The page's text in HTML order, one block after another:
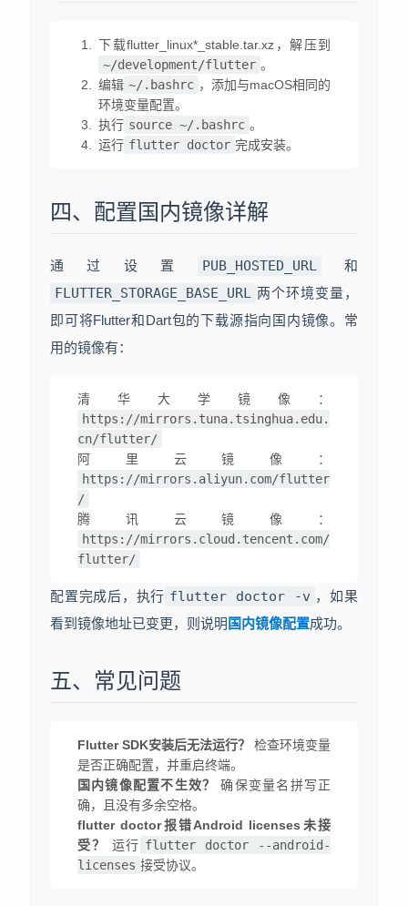
下载flutter_linux*_stable.tar.xz，解压到
~/development/flutter 。
编辑 ~/.bashrc ，添加与macOS相同的
环境变量配置。
执行 source ~/.bashrc 。
运行 flutter doctor 完成安装。
四、配置国内镜像详解
通过设置 PUB_HOSTED_URL 和
FLUTTER_STORAGE_BASE_URL 两个环境变量，
即可将Flutter和Dart包的下载源指向国内镜像。常
用的镜像有：
清华大学镜像：
https://mirrors.tuna.tsinghua.edu.
cn/flutter/
阿里云镜像：
https://mirrors.aliyun.com/flutter
/
腾讯云镜像：
https://mirrors.cloud.tencent.com/
flutter/
配置完成后，执行 flutter doctor -v ，如果
看到镜像地址已变更，则说明 国内镜像配置成功。
五、常见问题
Flutter SDK安装后无法运行？
检查环境变量
是否正确配置，并重启终端。
国内镜像配置不生效？
确保变量名拼写正
确，且没有多余空格。
flutter doctor报错Android licenses未接
受？
运行 flutter doctor --android-
licenses 接受协议。